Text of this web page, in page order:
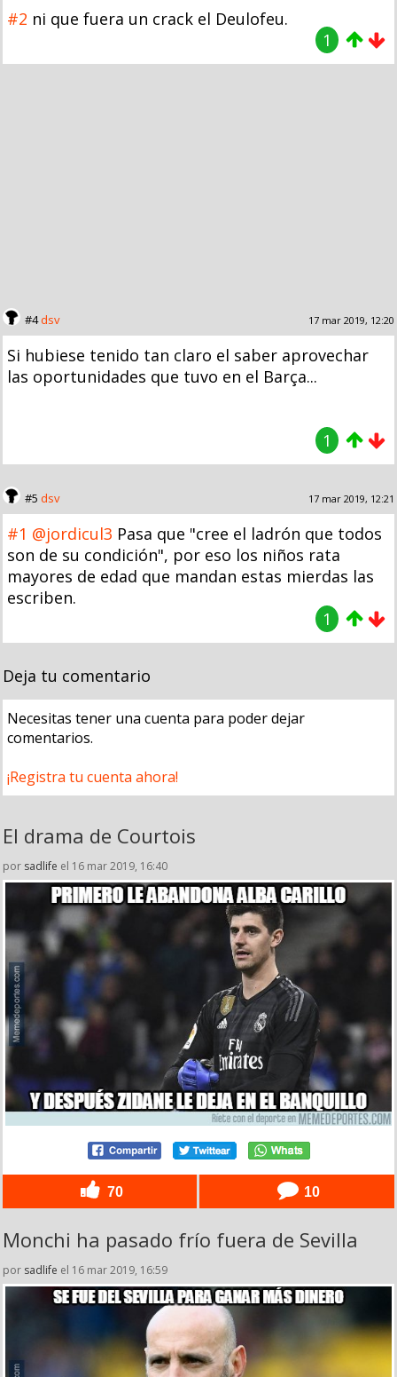
#2 ni que fuera un crack el Deulofeu.
1
#4dsv 17 mar 2019, 12:20
Si hubiese tenido tan claro el saber aprovechar
las oportunidades que tuvo en el Barça...
1
#5 dsv 17 mar 2019, 12:21
#1 @jordicul3 Pasa que "cree el ladrón que todos
son de su condición", por eso los niños rata
mayores de edad que mandan estas mierdas las
escriben.
1
Deja tu comentario
Necesitas tener una cuenta para poder dejar
comentarios.
¡Registra tu cuenta ahora!
El drama de Courtois
por sadlife el 16 mar 2019, 16:40
70 10
Monchi ha pasado frío fuera de Sevilla
por sadlife el 16 mar 2019, 16:59